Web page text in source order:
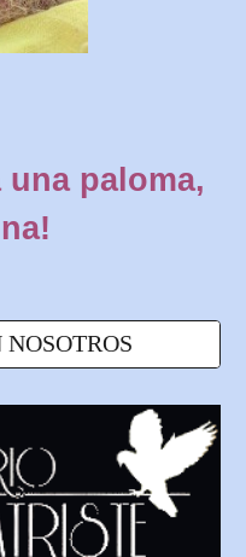
una paloma,